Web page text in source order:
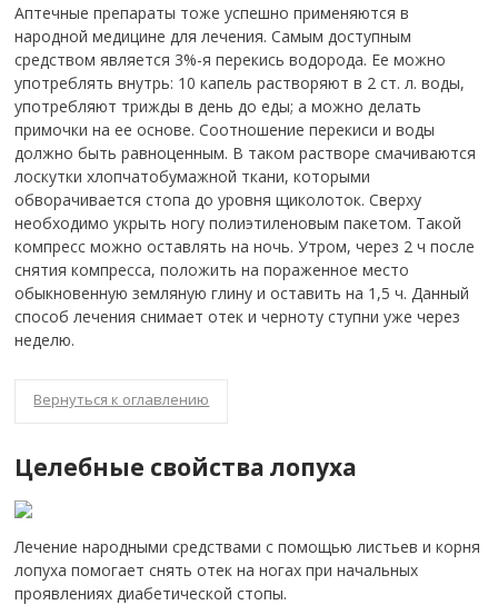
Аптечные препараты тоже успешно применяются в
народной медицине для лечения. Самым доступным
средством является 3%-я перекись водорода. Ее можно
употреблять внутрь: 10 капель растворяют в 2 ст. л. воды,
употребляют трижды в день до еды; а можно делать
примочки на ее основе. Соотношение перекиси и воды
должно быть равноценным. В таком растворе смачиваются
лоскутки хлопчатобумажной ткани, которыми
обворачивается стопа до уровня щиколоток. Сверху
необходимо укрыть ногу полиэтиленовым пакетом. Такой
компресс можно оставлять на ночь. Утром, через 2 ч после
снятия компресса, положить на пораженное место
обыкновенную земляную глину и оставить на 1,5 ч. Данный
способ лечения снимает отек и черноту ступни уже через
неделю.
Вернуться к оглавлению
Целебные свойства лопуха
Лечение народными средствами с помощью листьев и корня
лопуха помогает снять отек на ногах при начальных
проявлениях диабетической стопы.